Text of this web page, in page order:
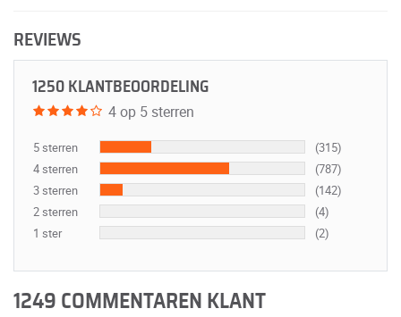
REVIEWS
1250 KLANTBEOORDELING
4 op 5 sterren
5 sterren
(315)
4 sterren
(787)
3 sterren
(142)
2 sterren
(4)
1 ster
(2)
1249 COMMENTAREN KLANT